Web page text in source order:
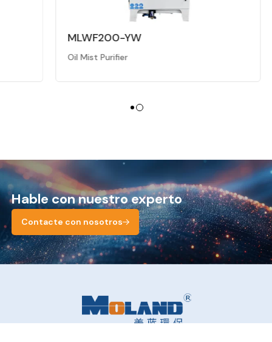
MLWF200-YW
Oil Mist Purifier
Hable con nuestro experto
Contacte con nosotros